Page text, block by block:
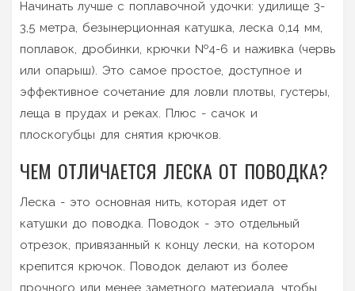
Начинать лучше с поплавочной удочки: удилище 3-
3,5 метра, безынерционная катушка, леска 0,14 мм,
поплавок, дробинки, крючки №4-6 и наживка (червь
или опарыш). Это самое простое, доступное и
эффективное сочетание для ловли плотвы, густеры,
леща в прудах и реках. Плюс - сачок и
плоскогубцы для снятия крючков.
ЧЕМ ОТЛИЧАЕТСЯ ЛЕСКА ОТ ПОВОДКА?
Леска - это основная нить, которая идет от
катушки до поводка. Поводок - это отдельный
отрезок, привязанный к концу лески, на котором
крепится крючок. Поводок делают из более
прочного или менее заметного материала, чтобы